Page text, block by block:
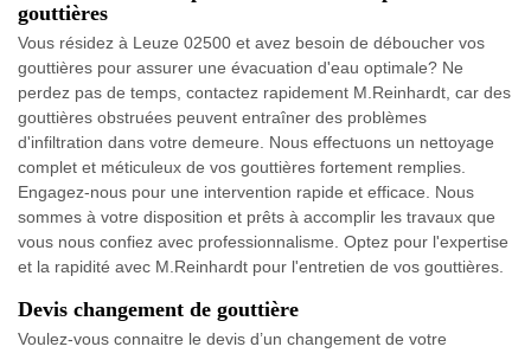
gouttières
Vous résidez à Leuze 02500 et avez besoin de déboucher vos
gouttières pour assurer une évacuation d'eau optimale? Ne
perdez pas de temps, contactez rapidement M.Reinhardt, car des
gouttières obstruées peuvent entraîner des problèmes
d'infiltration dans votre demeure. Nous effectuons un nettoyage
complet et méticuleux de vos gouttières fortement remplies.
Engagez-nous pour une intervention rapide et efficace. Nous
sommes à votre disposition et prêts à accomplir les travaux que
vous nous confiez avec professionnalisme. Optez pour l'expertise
et la rapidité avec M.Reinhardt pour l'entretien de vos gouttières.
Devis changement de gouttière
Voulez-vous connaitre le devis d’un changement de votre